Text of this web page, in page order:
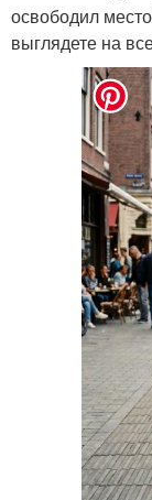
освободил
выглядете на